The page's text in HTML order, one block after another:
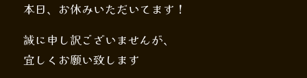
本日、お休みいただいてます！
誠に申し訳ございませんが、
宜しくお願い致します